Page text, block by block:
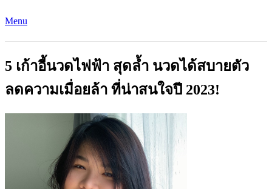
Menu
5 เก้าอี้นวดไฟฟ้า สุดล้ำ นวดได้สบายตัว
ลดความเมื่อยล้า ที่น่าสนใจปี 2023!